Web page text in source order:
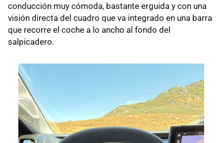
conducción muy cómoda, bastante erguida y con una
visión directa del cuadro que va integrado en una barra
que recorre el coche a lo ancho al fondo del
salpicadero.